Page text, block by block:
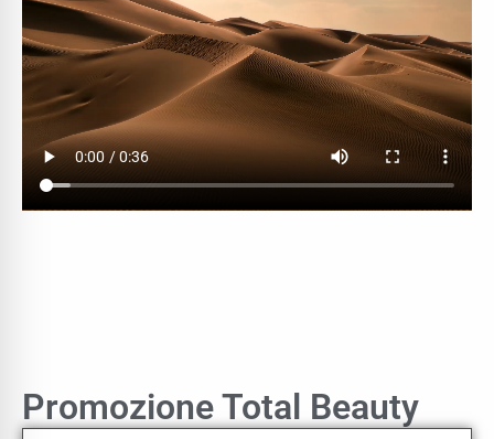
Promozione Total Beauty